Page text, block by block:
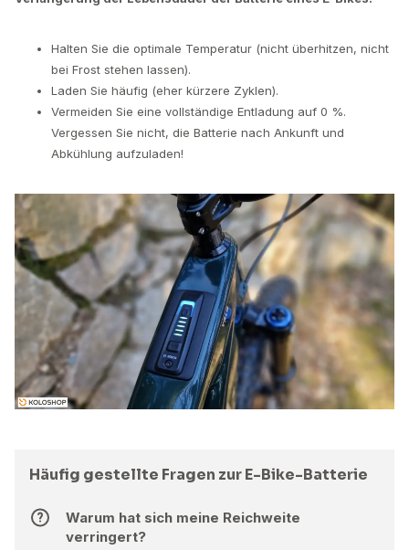
Halten Sie die optimale Temperatur (nicht überhitzen, nicht
bei Frost stehen lassen).
Laden Sie häufig (eher kürzere Zyklen).
Vermeiden Sie eine vollständige Entladung auf 0 %.
Vergessen Sie nicht, die Batterie nach Ankunft und
Abkühlung aufzuladen!
Häufig gestellte Fragen zur E-Bike-Batterie
Warum hat sich meine Reichweite
verringert?